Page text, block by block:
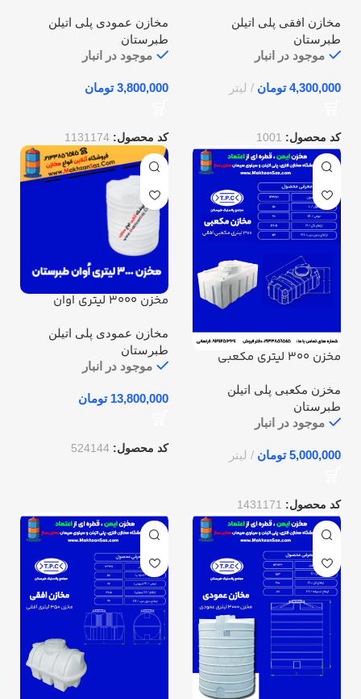
مخازن افقی پلی اتیلن
طبرستان
موجود در انبار
تومان
کد محصول: 1001
مخازن عمودی پلی اتیلن
طبرستان
موجود در انبار
تومان
کد محصول: 1131174
مخزن 300 لیتری مکعبی
مخزن مکعبی پلی اتیلن
طبرستان
موجود در انبار
تومان
کد محصول: 1431171
مخزن 3000 لیتری اوان
مخازن عمودی پلی اتیلن
طبرستان
موجود در انبار
تومان
کد محصول: 524144